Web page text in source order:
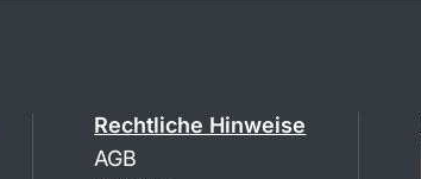
Rechtliche Hinweise
AGB